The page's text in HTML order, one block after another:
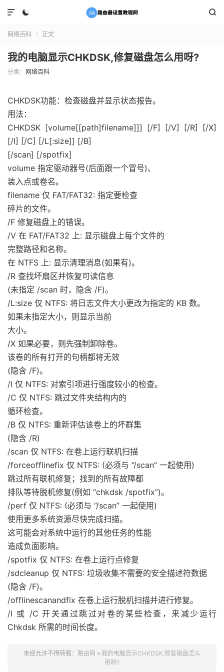
 

网络百科  正文
我的电脑显示CHKDSK,修复磁盘怎么用呀?
分类： 网络百科
CHKDSK功能：检查磁盘并显示状态报告。
用法：
CHKDSK [volume[[path]filename]]] [/F] [/V] [/R] [/X]
[/I] [/C] [/L[:size]] [/B]
[/scan] [/spotfix]
volume 指定驱动器号(后面跟一个冒号)、
装入点或卷名。
filename 仅 FAT/FAT32: 指定要检查
碎片的文件。
/F 修复磁盘上的错误。
/V 在 FAT/FAT32 上: 显示磁盘上每个文件的
完整路径和名称。
在 NTFS 上: 显示清理消息(如果有)。
/R 查找坏扇区并恢复可读信息
(未指定 /scan 时，隐含 /F)。
/L:size 仅 NTFS: 将日志文件大小更改为指定的 KB 数。
如果未指定大小，则显示当前
大小。
/X 如果必要，则先强制卸除卷。
该卷的所有打开的句柄都将无效
(隐含 /F)。
/I 仅 NTFS: 对索引项进行强度较小的检查。
/C 仅 NTFS: 跳过文件夹结构内的
循环检查。
/B 仅 NTFS: 重新评估该卷上的坏群集
(隐含 /R)
/scan 仅 NTFS: 在卷上运行联机扫描
/forceofflinefix 仅 NTFS: (必须与 “/scan” 一起使用)
跳过所有联机修复；找到的所有故障都
排队等待脱机修复(例如 “chkdsk /spotfix”)。
/perf 仅 NTFS: (必须与 “/scan” 一起使用)
使用更多系统资源尽快完成扫描。
这可能会对系统中运行的其他任务的性能
造成负面影响。
/spotfix 仅 NTFS: 在卷上运行点修复
/sdcleanup 仅 NTFS: 垃圾收集不需要的安全描述符数据
(隐含 /F)。
/offlinescanandfix 在卷上运行脱机扫描并进行修复。
/I 或 /C 开关通过跳过对卷的某些检查，来减少运行
Chkdsk 所需的时间长度。
未经允许不得转载： 路由网 » 我的电脑显示CHKDSK,修复磁盘怎么
用呀?